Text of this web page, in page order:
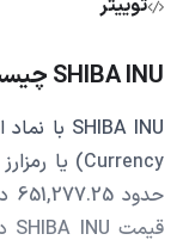
توییتر
SHIBA INU چیست؟